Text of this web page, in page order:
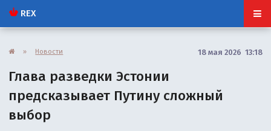
REX
» Новости 18 мая 2026 13:18
Глава разведки Эстонии
предсказывает Путину сложный
выбор